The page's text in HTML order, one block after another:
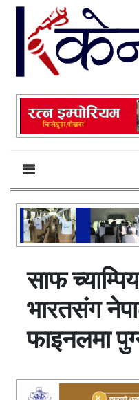
साफ
भारतसंग
फाइनलमा